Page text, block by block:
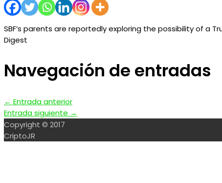
SBF’s parents are reportedly exploring the possibility of a
Digest
Navegación de entradas
← Entrada anterior
Entrada siguiente →
Copyright © 2017
CriptoJR